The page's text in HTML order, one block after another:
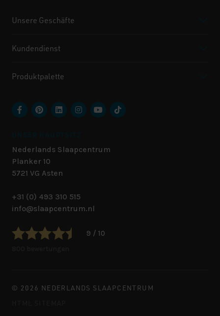
Unsere Geschäfte
Kundendienst
Produktpalette
Nederlands Slaapcentrum
Planker 10
5721 VG Asten
+31 (0) 493 310 515
info@slaapcentrum.nl
9 / 10
© 2026 NEDERLANDS SLAAPCENTRUM